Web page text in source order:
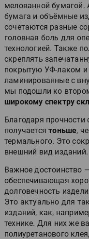
мелованной бумагой.
бумага и объёмные
сочетаются разные
головная боль для
технологией. Также
скреплять
покрытую УФ-лаком и
ламинированные с
мы подошли ко
широкому спектру
Благодаря прочности
получаетсятоньше,
термального. Это
внешний вид изданий.
Важное достоинство
обеспечивающая
долговечность
Это актуально для
изданий, как,
технике. Для них же
полиуретанового